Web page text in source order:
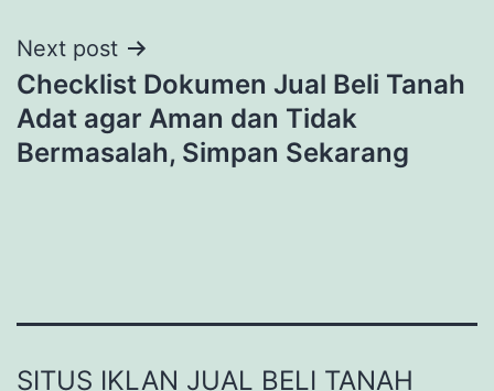
Next post
Checklist Dokumen Jual Beli Tanah
Adat agar Aman dan Tidak
Bermasalah, Simpan Sekarang
SITUS IKLAN JUAL BELI TANAH